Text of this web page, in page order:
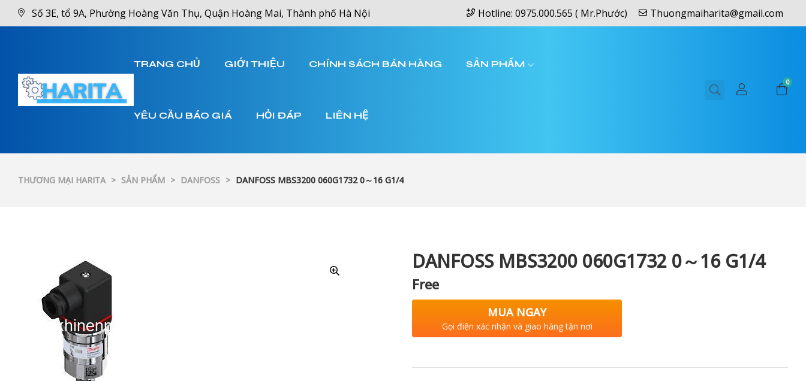
Số 3E, tổ 9A, Phường Hoàng Văn Thụ, Quận Hoàng Mai, Thành phố Hà Nội Hotline: 0975.000.565 ( Mr.Phước) Thuongmaiharita@gmail.com
TRANG CHỦ GIỚI THIỆU CHÍNH SÁCH BÁN HÀNG SẢN PHẨM
YÊU CẦU BÁO GIÁ HỎI ĐÁP LIÊN HỆ
0
THƯƠNG MẠI HARITA > SẢN PHẨM > DANFOSS > DANFOSS MBS3200 060G1732 0～16 G1/4
DANFOSS MBS3200 060G1732 0～16 G1/4
Free
MUA NGAY
Gọi điện xác nhận và giao hàng tận nơi